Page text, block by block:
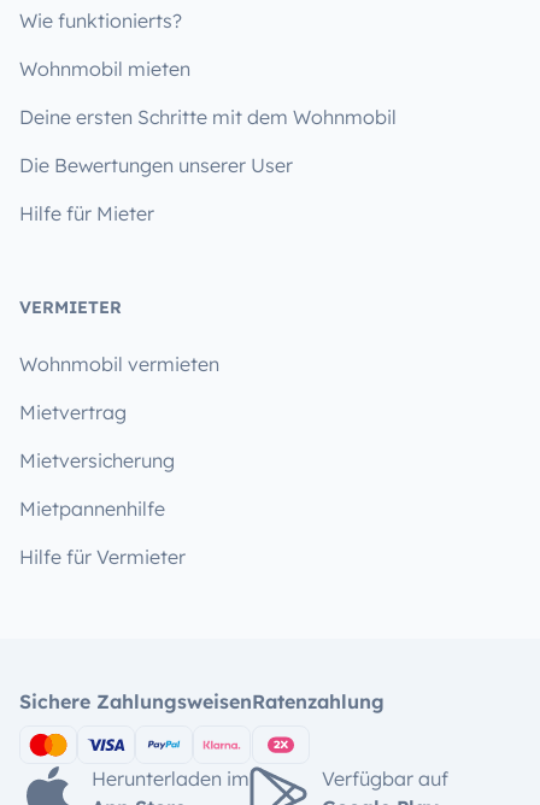
Wie funktionierts?
Wohnmobil mieten
Deine ersten Schritte mit dem Wohnmobil
Die Bewertungen unserer User
Hilfe für Mieter
VERMIETER
Wohnmobil vermieten
Mietvertrag
Mietversicherung
Mietpannenhilfe
Hilfe für Vermieter
Sichere ZahlungsweisenRatenzahlung
Herunterladen im
Verfügbar auf